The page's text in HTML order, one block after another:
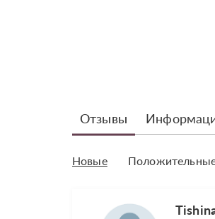
Отзывы
Новые